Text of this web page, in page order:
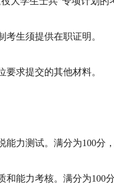
考生须提供在职证明。
要求提交的其他材料。
能力测试。满分为100分
和能力考核。满分为100